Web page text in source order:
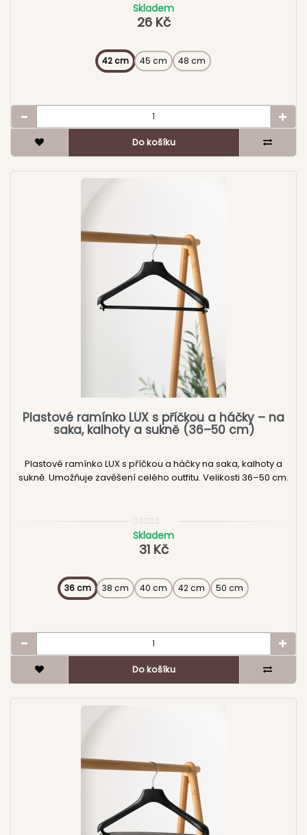
Skladem
26 Kč
42 cm 45 cm 48 cm
Do košíku
Plastové ramínko LUX s příčkou a háčky – na
saka, kalhoty a sukně (36–50 cm)
Plastové ramínko LUX s příčkou a háčky na saka, kalhoty a
sukně. Umožňuje zavěšení celého outfitu. Velikosti 36–50 cm.
Skladem
31 Kč
36 cm 38 cm 40 cm 42 cm 50 cm
Do košíku